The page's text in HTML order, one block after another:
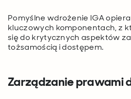
Pomyślne wdrożenie IGA
kluczowych komponentach, z
się do krytycznych aspektów
tożsamością i dostępem.
Zarządzanie prawami